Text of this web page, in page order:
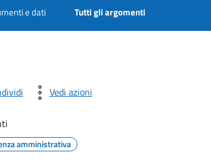
e dati Tutti gli argomenti
Vedi azioni
amministrativa